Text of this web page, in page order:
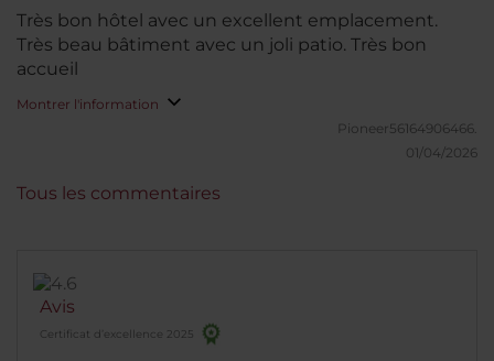
Très bon hôtel avec un excellent emplacement.
Très beau bâtiment avec un joli patio. Très bon
accueil
Montrer l'information
Pioneer56164906466.
01/04/2026
Avis
Certificat d’excellence 2025
Tous les commentaires